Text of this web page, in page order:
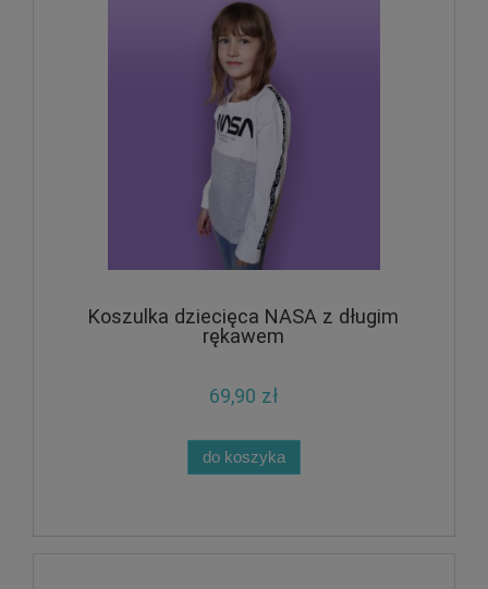
Koszulka dziecięca NASA z długim
rękawem
69,90 zł
do koszyka